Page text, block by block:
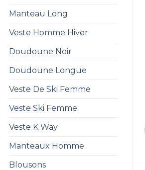
Manteau Long
Veste Homme Hiver
Doudoune Noir
Doudoune Longue
Veste De Ski Femme
Veste Ski Femme
Veste K Way
Manteaux Homme
Blousons